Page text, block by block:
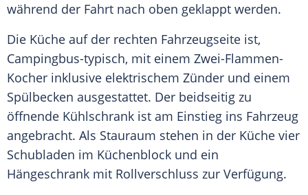
während der Fahrt nach oben geklappt werden.
Die Küche auf der rechten Fahrzeugseite ist,
Campingbus-typisch, mit einem Zwei-Flammen-
Kocher inklusive elektrischem Zünder und einem
Spülbecken ausgestattet. Der beidseitig zu
öffnende Kühlschrank ist am Einstieg ins Fahrzeug
angebracht. Als Stauraum stehen in der Küche vier
Schubladen im Küchenblock und ein
Hängeschrank mit Rollverschluss zur Verfügung.